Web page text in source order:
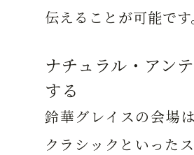
伝えることが可能です
ナチュラル・アン
する
鈴華グレイスの会場
クラシックといった